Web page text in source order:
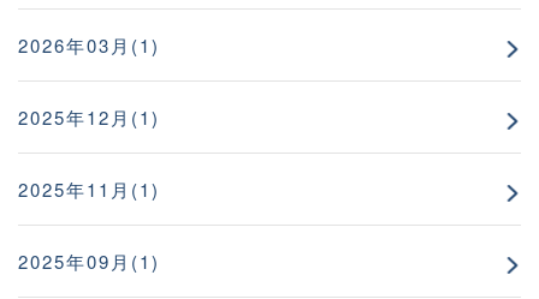
2026年03月(1)
2025年12月(1)
2025年11月(1)
2025年09月(1)